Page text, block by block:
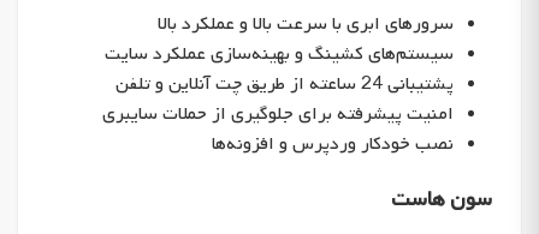
سرورهای ابری با سرعت بالا و عملکرد بالا
سیستم‌های کشینگ و بهینه‌سازی عملکرد سایت
پشتیبانی 24 ساعته از طریق چت آنلاین و تلفن
امنیت پیشرفته برای جلوگیری از حملات سایبری
نصب خودکار وردپرس و افزونه‌ها
سون هاست